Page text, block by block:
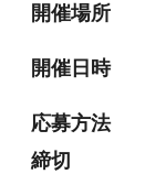
開催場所
開催日時
応募方法
締切